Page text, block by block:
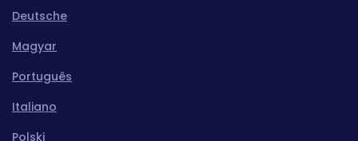
Deutsche
Magyar
Português
Italiano
Polski